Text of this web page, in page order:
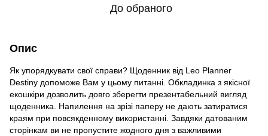
До обраного
Опис
Як упорядкувати свої справи? Щоденник від Leo Planner
Destiny допоможе Вам у цьому питанні. Обкладинка з якісної
екошкіри дозволить довго зберегти презентабельний вигляд
щоденника. Напилення на зрізі паперу не дають затиратися
краям при повсякденному використанні. Завдяки датованим
сторінкам ви не пропустите жодного дня з важливими